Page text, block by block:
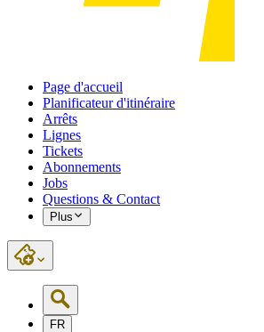
Page d'accueil
Planificateur d'itinéraire
Arrêts
Lignes
Tickets
Abonnements
Jobs
Questions & Contact
Plus
FR